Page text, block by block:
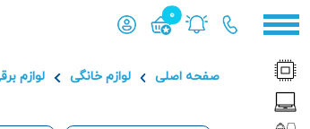
0
محصول افزوده شده به سبد
صفحه اصلی لوازم خانگی لوازم